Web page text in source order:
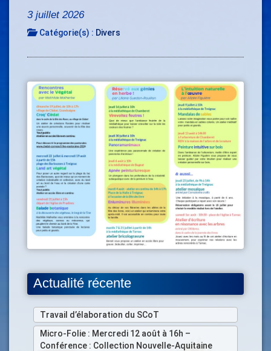
3 juillet 2026
Catégorie(s) : Divers
Actualité récente
Travail d’élaboration du SCoT
Micro-Folie : Mercredi 12 août à 16h –
Conférence : Collection Nouvelle-Aquitaine